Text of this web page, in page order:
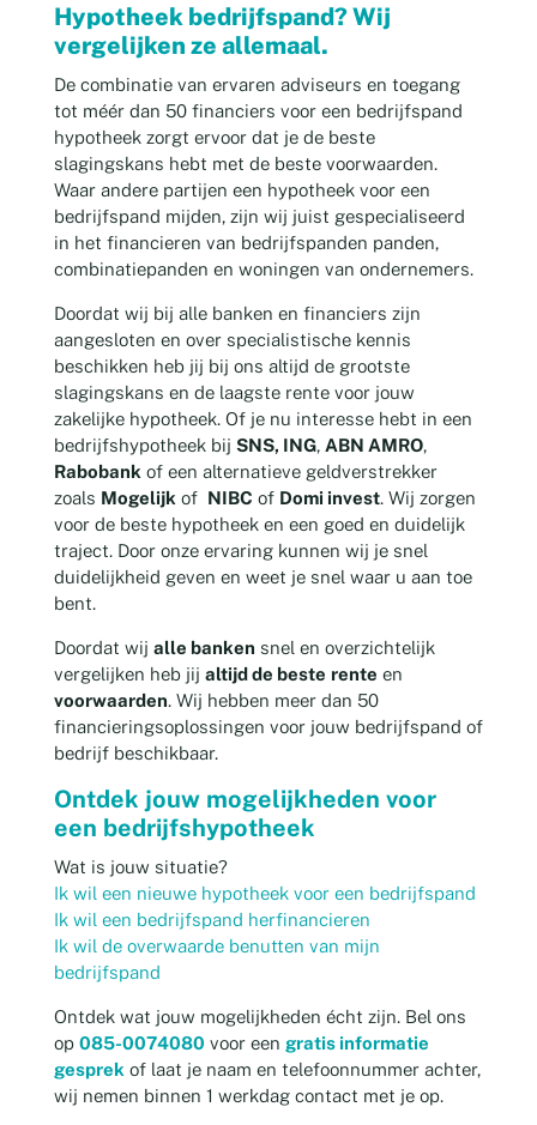
Hypotheek bedrijfspand? Wij
vergelijken ze allemaal.
De combinatie van ervaren adviseurs en toegang
tot méér dan 50 financiers voor een bedrijfspand
hypotheek zorgt ervoor dat je de beste
slagingskans hebt met de beste voorwaarden.
Waar andere partijen een hypotheek voor een
bedrijfspand mijden, zijn wij juist gespecialiseerd
in het financieren van bedrijfspanden panden,
combinatiepanden en woningen van ondernemers.
Doordat wij bij alle banken en financiers zijn
aangesloten en over specialistische kennis
beschikken heb jij bij ons altijd de grootste
slagingskans en de laagste rente voor jouw
zakelijke hypotheek. Of je nu interesse hebt in een
bedrijfshypotheek bij SNS, ING, ABN AMRO,
Rabobank of een alternatieve geldverstrekker
zoals Mogelijk of NIBC of Domi invest. Wij zorgen
voor de beste hypotheek en een goed en duidelijk
traject. Door onze ervaring kunnen wij je snel
duidelijkheid geven en weet je snel waar u aan toe
bent.
Doordat wij alle banken snel en overzichtelijk
vergelijken heb jij altijd de beste rente en
voorwaarden. Wij hebben meer dan 50
financieringsoplossingen voor jouw bedrijfspand of
bedrijf beschikbaar.
Ontdek jouw mogelijkheden voor
een bedrijfshypotheek
Wat is jouw situatie?
Ik wil een nieuwe hypotheek voor een bedrijfspand
Ik wil een bedrijfspand herfinancieren
Ik wil de overwaarde benutten van mijn
bedrijfspand
Ontdek wat jouw mogelijkheden écht zijn. Bel ons
op 085-0074080 voor een gratis informatie
gesprek of laat je naam en telefoonnummer achter,
wij nemen binnen 1 werkdag contact met je op.